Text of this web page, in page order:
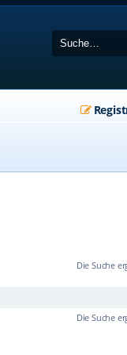
Die Suche
Die Suche